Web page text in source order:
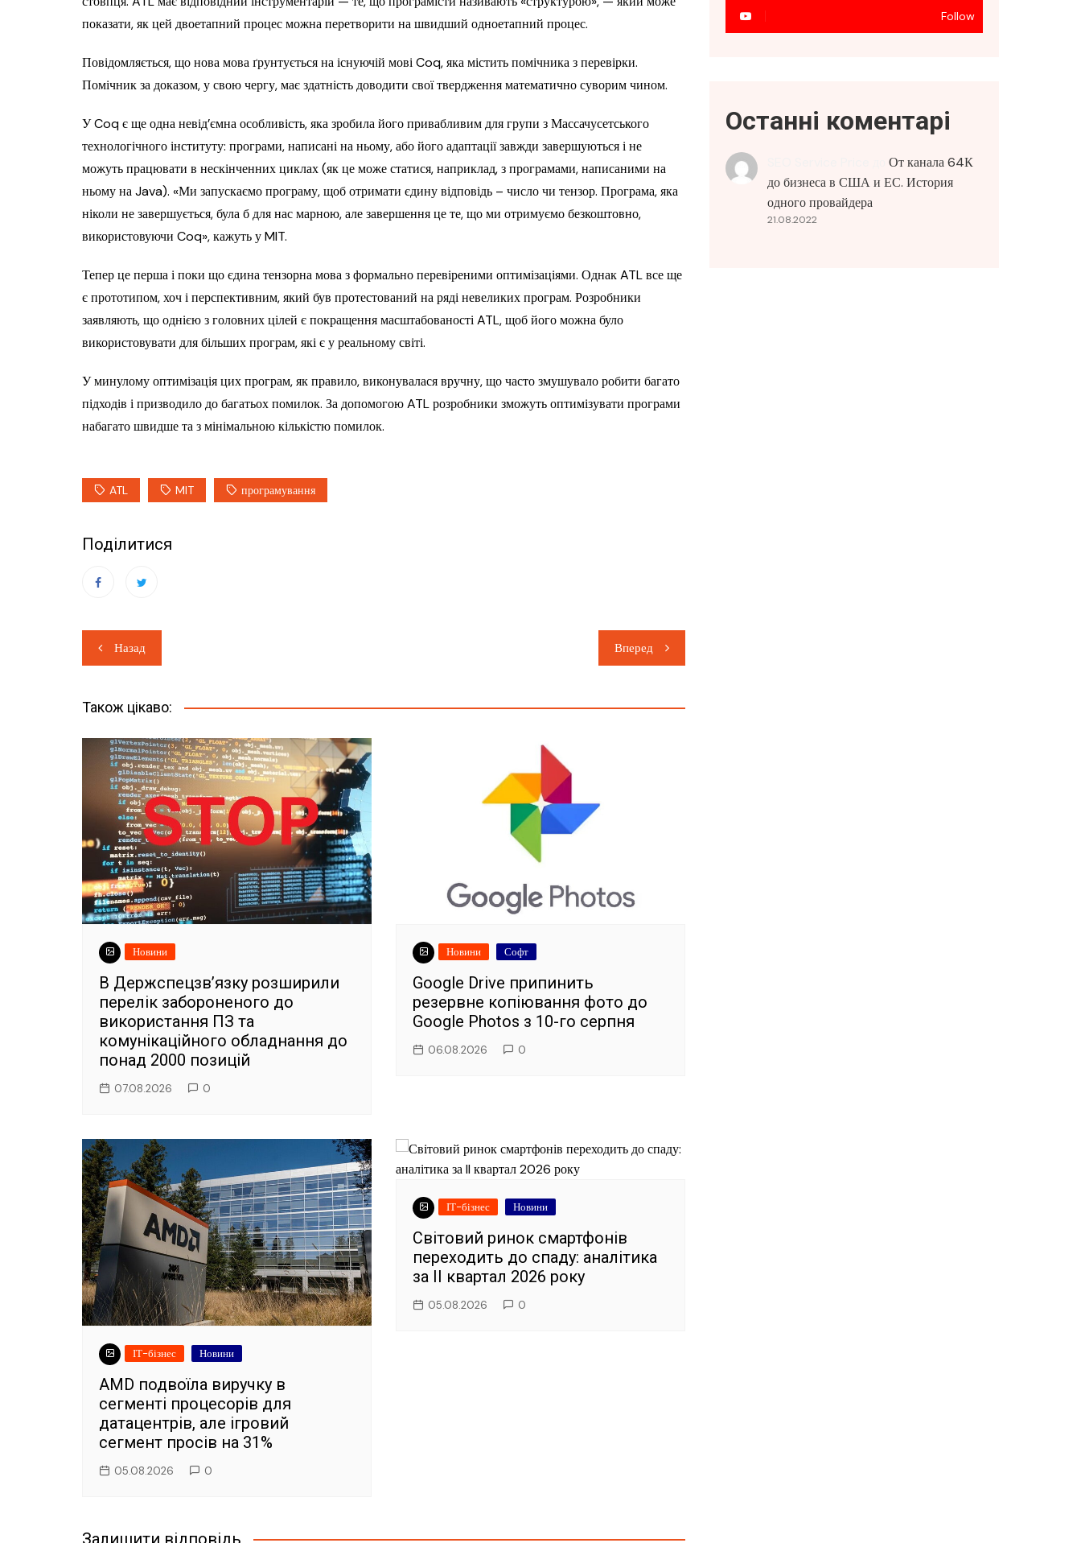
показати, як цей двоетапний процес можна перетворити на швидший одноетапний процес.
Повідомляється, що нова мова ґрунтується на існуючій мові Coq, яка містить помічника з перевірки.
Помічник за доказом, у свою чергу, має здатність доводити свої твердження математично суворим чином.
У Coq є ще одна невід’ємна особливість, яка зробила його привабливим для групи з Массачусетського
технологічного інституту: програми, написані на ньому, або його адаптації завжди завершуються і не
можуть працювати в нескінченних циклах (як це може статися, наприклад, з програмами, написаними на
ньому на Java). «Ми запускаємо програму, щоб отримати єдину відповідь – число чи тензор. Програма, яка
ніколи не завершується, була б для нас марною, але завершення це те, що ми отримуємо безкоштовно,
використовуючи Coq», кажуть у MIT.
Тепер це перша і поки що єдина тензорна мова з формально перевіреними оптимізаціями. Однак ATL все ще
є прототипом, хоч і перспективним, який був протестований на ряді невеликих програм. Розробники
заявляють, що однією з головних цілей є покращення масштабованості ATL, щоб його можна було
використовувати для більших програм, які є у реальному світі.
У минулому оптимізація цих програм, як правило, виконувалася вручну, що часто змушувало робити багато
підходів і призводило до багатьох помилок. За допомогою ATL розробники зможуть оптимізувати програми
набагато швидше та з мінімальною кількістю помилок.
ATL MIT програмування
Поділитися
Навігація
записів
Назад Вперед
Також цікаво:
Новини
В Держспецзв’язку розширили
перелік забороненого до
використання ПЗ та
комунікаційного обладнання до
понад 2000 позицій
07.08.2026 0
Новини Софт
Google Drive припинить
резервне копіювання фото до
Google Photos з 10-го серпня
06.08.2026 0
ІТ-бізнес Новини
AMD подвоїла виручку в
сегменті процесорів для
датацентрів, але ігровий
сегмент просів на 31%
05.08.2026 0
ІТ-бізнес Новини
Світовий ринок смартфонів
переходить до спаду: аналітика
за II квартал 2026 року
05.08.2026 0
Залишити відповідь
Follow
Останні коментарі
От канала 64К
до бизнеса в США и ЕС. История
одного провайдера
21.08.2022